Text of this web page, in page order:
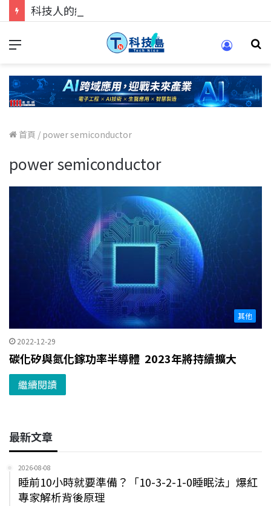
首頁 / power semiconductor
power semiconductor
其他
2022-12-29
碳化矽與氮化鎵功率半導體 2023年將持續擴大
繼續閱讀
最新文章
2026-08-08
睡前10小時就要準備？「10-3-2-1-0睡眠法」爆紅
專家解析背後原理